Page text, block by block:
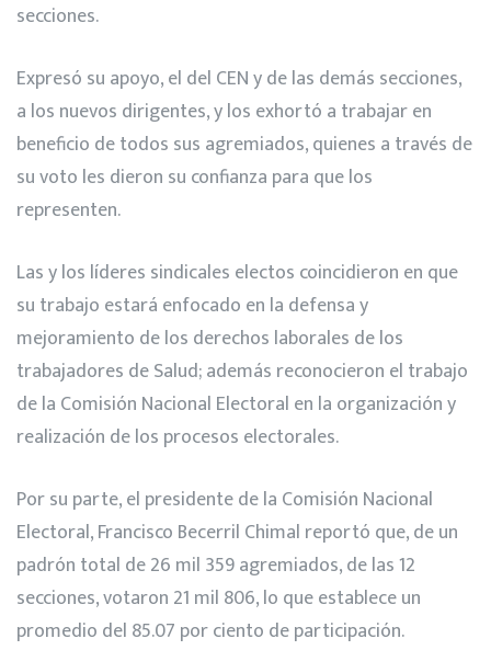
secciones.
Expresó su apoyo, el del CEN y de las demás secciones,
a los nuevos dirigentes, y los exhortó a trabajar en
beneficio de todos sus agremiados, quienes a través de
su voto les dieron su confianza para que los
representen.
Las y los líderes sindicales electos coincidieron en que
su trabajo estará enfocado en la defensa y
mejoramiento de los derechos laborales de los
trabajadores de Salud; además reconocieron el trabajo
de la Comisión Nacional Electoral en la organización y
realización de los procesos electorales.
Por su parte, el presidente de la Comisión Nacional
Electoral, Francisco Becerril Chimal reportó que, de un
padrón total de 26 mil 359 agremiados, de las 12
secciones, votaron 21 mil 806, lo que establece un
promedio del 85.07 por ciento de participación.